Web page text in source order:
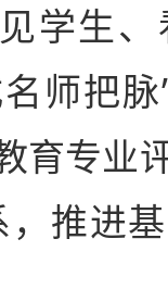
学生
师把
育专业
推进